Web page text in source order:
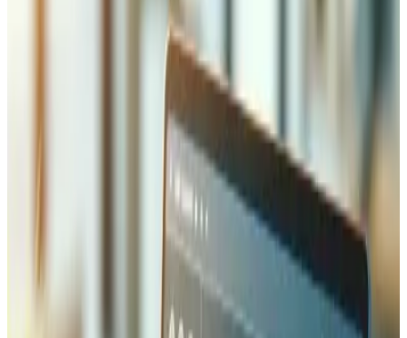
Nous connectons votre plateforme e-commerce
directement à la Poste suisse, DHL, FedEx, UPS et aux
transporteurs régionaux via API — permettant la
génération automatique d'étiquettes d'expédition, le
calcul des frais de port en temps réel au checkout et le
suivi en direct envoyé à vos clients par e-mail et SMS.
Chaque intégration transporteur inclut des règles
d'expédition configurables : seuils de livraison gratuite,
tarifs au poids, tarification par zone et options express.
Nous gérons également la complexité du transport
transfrontalier incluant les déclarations douanières, les
codes SH et l'estimation des droits de douane pour les
entreprises vendant au-delà de la Suisse.
Gestion des Stocks et
Automatisation